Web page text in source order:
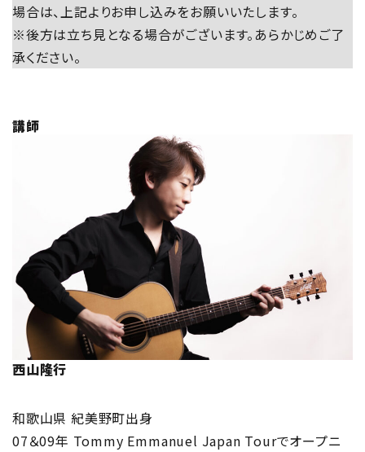
場合は、上記よりお申し込みをお願いいたします。
※後方は立ち見となる場合がございます。あらかじめご了
承ください。
講師
西山隆行
和歌山県 紀美野町出身
07＆09年 Tommy Emmanuel Japan Tourでオープニ